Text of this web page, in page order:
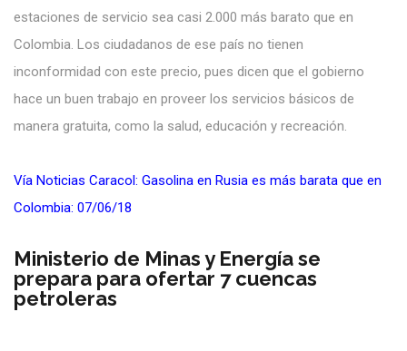
estaciones de servicio sea casi 2.000 más barato que en
Colombia. Los ciudadanos de ese país no tienen
inconformidad con este precio, pues dicen que el gobierno
hace un buen trabajo en proveer los servicios básicos de
manera gratuita, como la salud, educación y recreación.
Vía Noticias Caracol: Gasolina en Rusia es más barata que en
Colombia: 07/06/18
Ministerio de Minas y Energía se
prepara para ofertar 7 cuencas
petroleras